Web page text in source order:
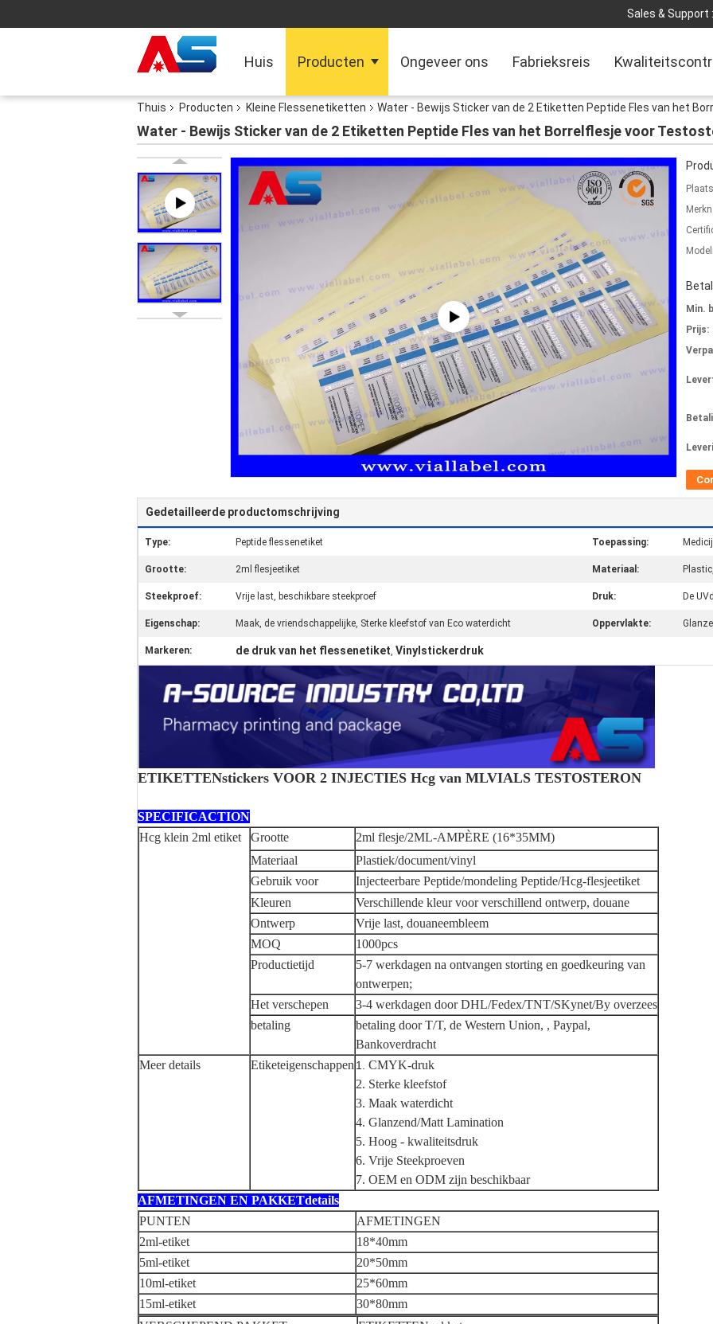
Sales & Support :
Huis Producten Ongeveer ons Fabrieksreis
Thuis Producten Kleine Flessenetiketten Water - Bewijs Sticker van de 2 Etiketten Peptide Fles van het
Water - Bewijs Sticker van de 2 Etiketten Peptide Fles van het Borrelflesje voor
Min.
Prijs:
Gedetailleerde productomschrijving
Type: Peptide flessenetiket Toepassing:
Grootte: 2ml flesjeetiket Materiaal:
Steekproef: Vrije last, beschikbare steekproef Druk: De
Eigenschap: Maak, de vriendschappelijke, Sterke kleefstof van Eco waterdicht Oppervlakte:
Markeren: de druk van het flessenetiket, Vinylstickerdruk
ETIKETTENstickers VOOR 2 INJECTIES Hcg van MLVIALS TESTOSTERON
SPECIFICACTION
Hcg klein 2ml etiket
Grootte
2ml flesje/2ML-AMPÈRE (16*35MM)
Materiaal
Plastiek/document/vinyl
Gebruik voor
Injecteerbare Peptide/mondeling Peptide/Hcg-flesjeetiket
Kleuren
Verschillende kleur voor verschillend ontwerp, douane
Ontwerp
Vrije last, douaneembleem
MOQ
1000pcs
Productietijd
5-7 werkdagen na ontvangen storting en goedkeuring van
ontwerpen;
Het verschepen
3-4 werkdagen door DHL/Fedex/TNT/SKynet/By overzees
betaling
betaling door T/T, de Western Union, , Paypal,
Bankoverdracht
Meer details
Etiketeigenschappen 1. CMYK-druk
2. Sterke kleefstof
3. Maak waterdicht
4. Glanzend/Matt Lamination
5. Hoog - kwaliteitsdruk
6. Vrije Steekproeven
7. OEM en ODM zijn beschikbaar
AFMETINGEN EN PAKKETdetails
PUNTEN
AFMETINGEN
2ml-etiket
18*40mm
5ml-etiket
20*50mm
10ml-etiket
25*60mm
15ml-etiket
30*80mm